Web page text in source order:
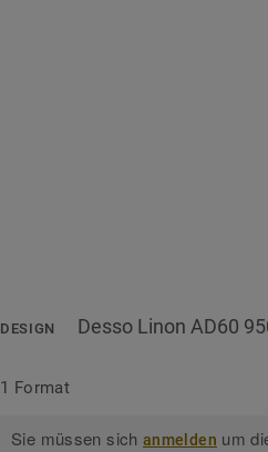
DESIGN Desso Linon AD60
1 Format
Sie müssen sichanmelden um